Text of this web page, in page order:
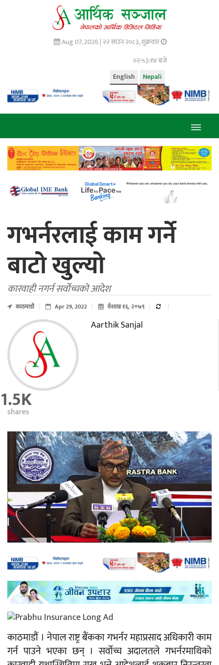
Aug 07, 2026 | २२ साउन २०८३, शुक्रवार
०२:५३:१५ बजे
Nepali
English
गभर्नरलाई काम गर्ने
बाटो खुल्यो
कारवाही नगर्न सर्वोच्चको आदेश
काठमाडाैं Apr 29, 2022 वैशाख १६, २०७९
Aarthik Sanjal
1.5K
shares
काठमाडौं । नेपाल राष्ट्र बैंकका गभर्नर महाप्रसाद अधिकारी काम
गर्न पाउने भएका छन् । सर्वोच्च अदालतले गभर्नरमाथिको